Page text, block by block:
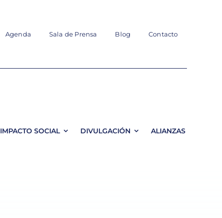
Agenda Sala de Prensa Blog Contacto
IMPACTO SOCIAL DIVULGACIÓN ALIANZAS